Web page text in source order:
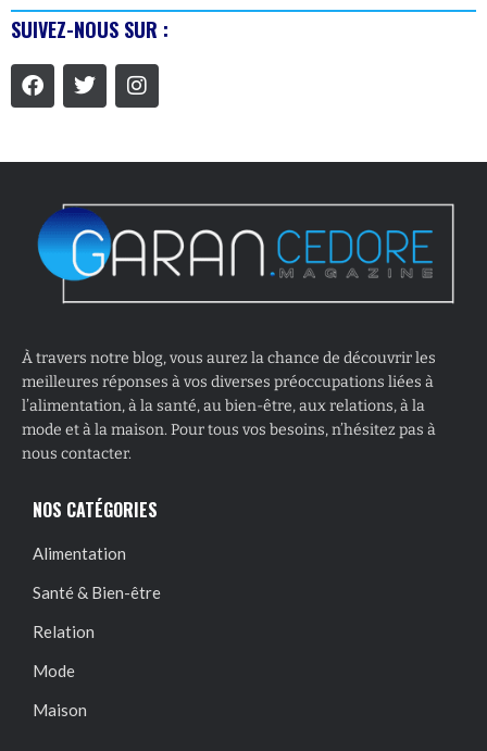
SUIVEZ-NOUS SUR :
À travers notre blog, vous aurez la chance de découvrir les
meilleures réponses à vos diverses préoccupations liées à
l’alimentation, à la santé, au bien-être, aux relations, à la
mode et à la maison. Pour tous vos besoins, n’hésitez pas à
nous contacter.
NOS CATÉGORIES
Alimentation
Santé & Bien-être
Relation
Mode
Maison